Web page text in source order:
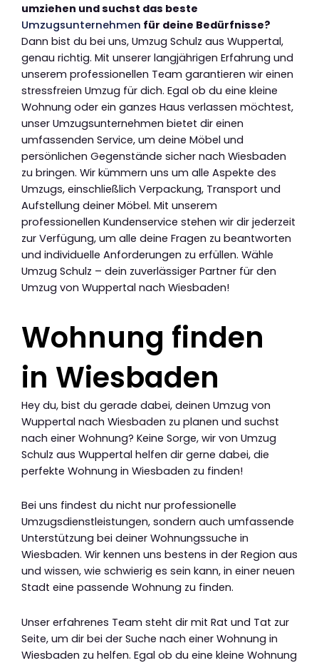
umziehen und suchst das beste
Umzugsunternehmen für deine Bedürfnisse?
Dann bist du bei uns, Umzug Schulz aus Wuppertal,
genau richtig. Mit unserer langjährigen Erfahrung und
unserem professionellen Team garantieren wir einen
stressfreien Umzug für dich. Egal ob du eine kleine
Wohnung oder ein ganzes Haus verlassen möchtest,
unser Umzugsunternehmen bietet dir einen
umfassenden Service, um deine Möbel und
persönlichen Gegenstände sicher nach Wiesbaden
zu bringen. Wir kümmern uns um alle Aspekte des
Umzugs, einschließlich Verpackung, Transport und
Aufstellung deiner Möbel. Mit unserem
professionellen Kundenservice stehen wir dir jederzeit
zur Verfügung, um alle deine Fragen zu beantworten
und individuelle Anforderungen zu erfüllen. Wähle
Umzug Schulz – dein zuverlässiger Partner für den
Umzug von Wuppertal nach Wiesbaden!
Wohnung finden
in Wiesbaden
Hey du, bist du gerade dabei, deinen Umzug von
Wuppertal nach Wiesbaden zu planen und suchst
nach einer Wohnung? Keine Sorge, wir von Umzug
Schulz aus Wuppertal helfen dir gerne dabei, die
perfekte Wohnung in Wiesbaden zu finden!
Bei uns findest du nicht nur professionelle
Umzugsdienstleistungen, sondern auch umfassende
Unterstützung bei deiner Wohnungssuche in
Wiesbaden. Wir kennen uns bestens in der Region aus
und wissen, wie schwierig es sein kann, in einer neuen
Stadt eine passende Wohnung zu finden.
Unser erfahrenes Team steht dir mit Rat und Tat zur
Seite, um dir bei der Suche nach einer Wohnung in
Wiesbaden zu helfen. Egal ob du eine kleine Wohnung